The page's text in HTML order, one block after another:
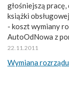
głośniejszą
książki
- koszt wymiany
AutoOdNowa z
22.11.2011
Wymiana